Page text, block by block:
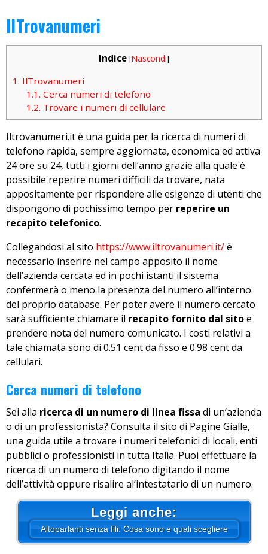
IlTrovanumeri
Indice [Nascondi]
1. IlTrovanumeri
1.1. Cerca numeri di telefono
1.2. Trovare i numeri di cellulare
Iltrovanumeri.it è una guida per la ricerca di numeri di
telefono rapida, sempre aggiornata, economica ed attiva
24 ore su 24, tutti i giorni dell’anno grazie alla quale è
possibile reperire numeri difficili da trovare, nata
appositamente per rispondere alle esigenze di utenti che
dispongono di pochissimo tempo per reperire un
recapito telefonico.
Collegandosi al sito https://www.iltrovanumeri.it/è
necessario inserire nel campo apposito il nome
dell’azienda cercata ed in pochi istanti il sistema
confermerà o meno la presenza del numero all’interno
del proprio database. Per poter avere il numero cercato
sarà sufficiente chiamare il recapito fornito dal sitoe
prendere nota del numero comunicato. I costi relativi a
tale chiamata sono di 0.51 cent da fisso e 0.98 cent da
cellulari.
Cerca numeri di telefono
Sei alla ricerca di un numero di linea fissa di un’azienda
o di un professionista? Consulta il sito di Pagine Gialle,
una guida utile a trovare i numeri telefonici di locali, enti
pubblici o professionisti in tutta Italia. Puoi effettuare la
ricerca di un numero di telefono digitando il nome
dell’attività oppure risalire al’intestatario di un numero.
Leggi anche:
Altoparlanti senza fili: Cosa sono e quali scegliere